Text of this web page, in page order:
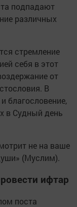
подпадают
различных
стремление
себя в этот
от
В
благословение,
в Судный день
не на ваше
(Муслим).
ифтар
поста